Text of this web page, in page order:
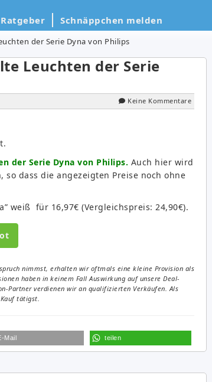
Ratgeber Schnäppchen melden
der Serie Dyna von Philips
Leuchten der Serie
Keine Kommentare
der Serie Dyna von Philips. Auch hier wird
dass die angezeigten Preise noch ohne
weiß für 16,97€ (Vergleichspreis: 24,90€).
nimmst, erhalten wir oftmals eine kleine Provision als
haben in keinem Fall Auswirkung auf unsere Deal-
Partner verdienen wir an qualifizierten Verkäufen. Als
tätigst.
Mail teilen